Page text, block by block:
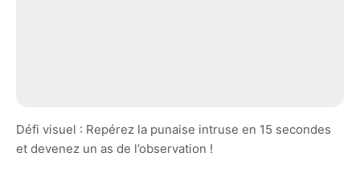
Défi visuel : Repérez la punaise intruse en 15 secondes
et devenez un as de l’observation !